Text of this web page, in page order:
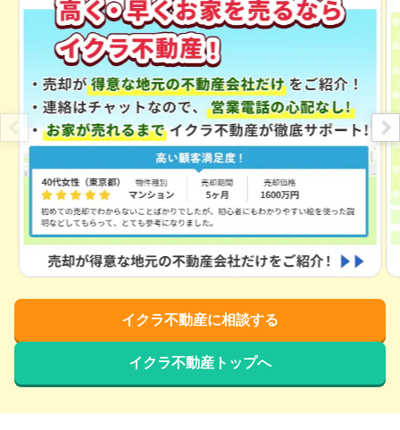
イクラ不動産に相談する
イクラ不動産トップへ